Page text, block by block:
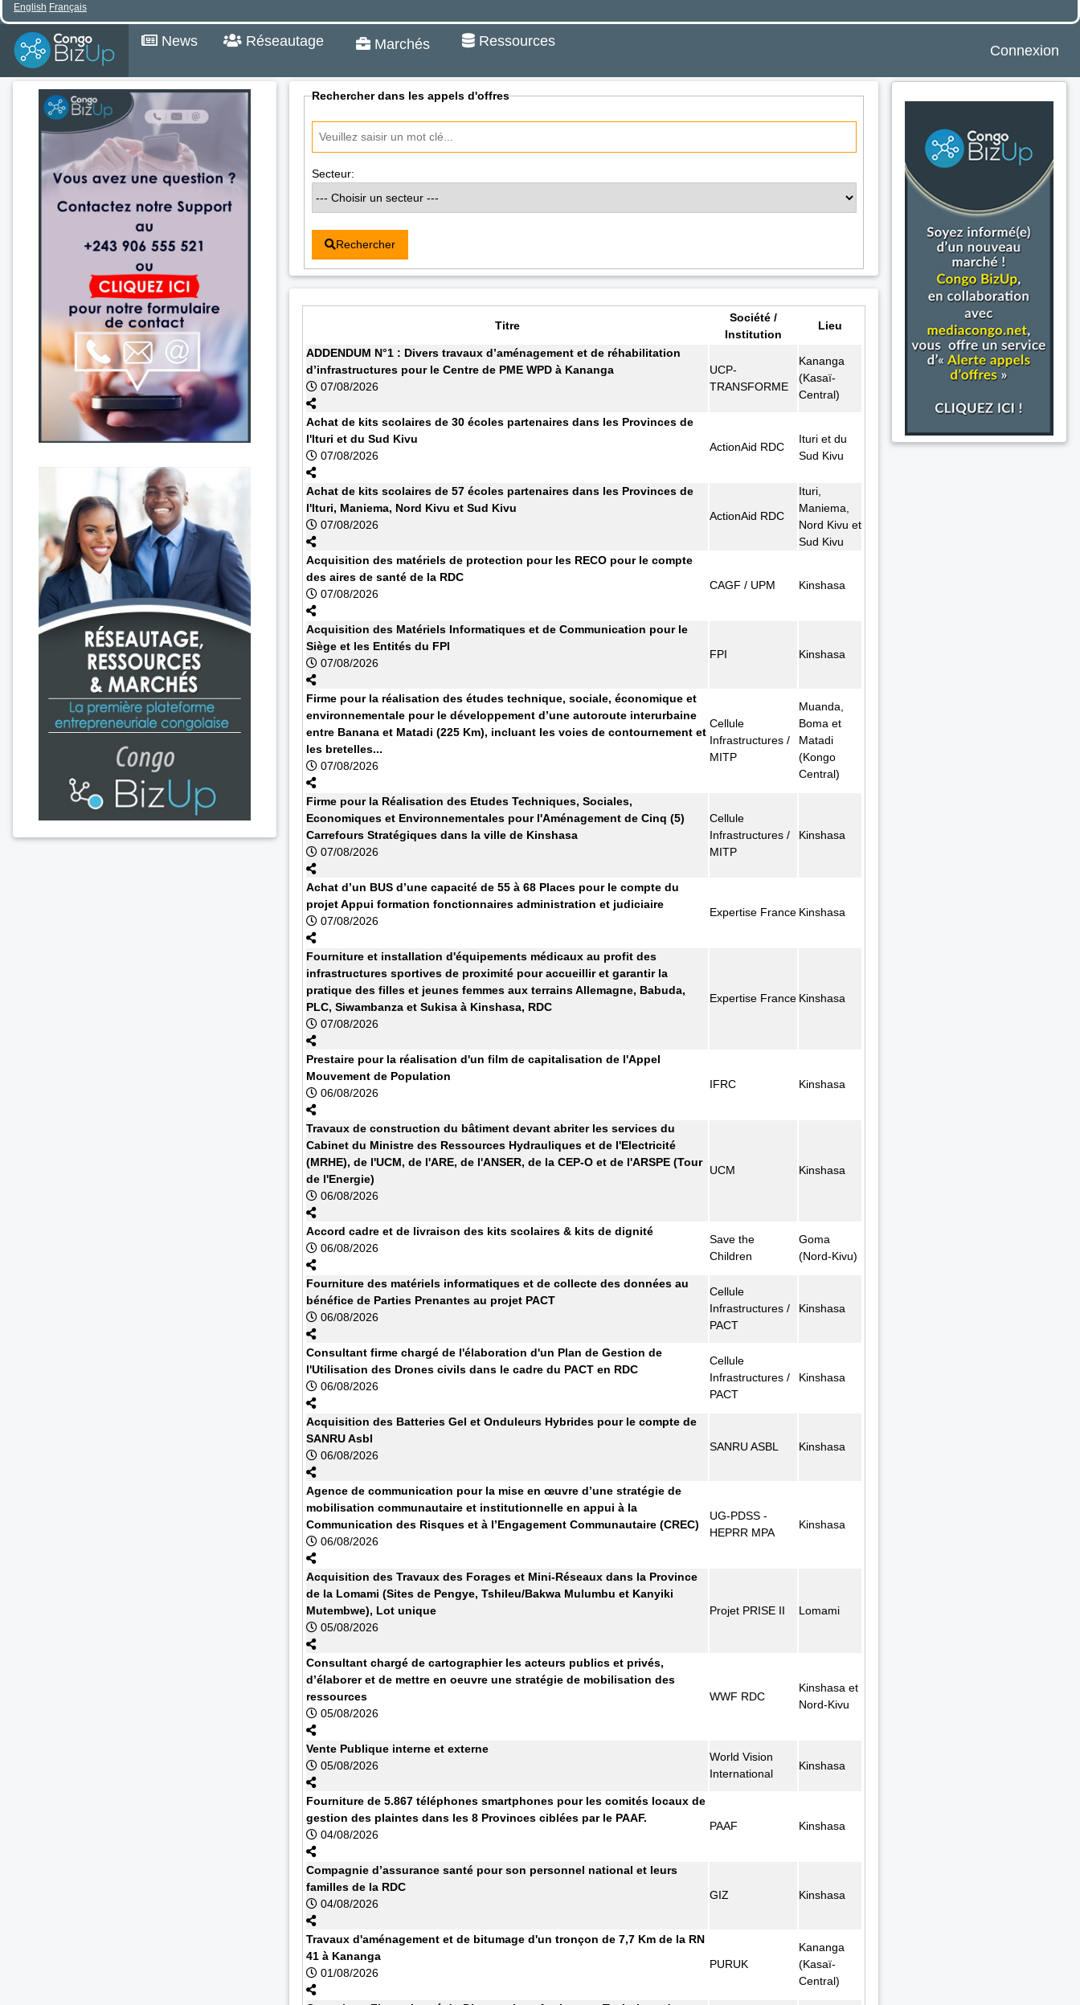
English Français
News Réseautage Marchés Ressources
Connexion
Rechercher dans les appels d'offres
Secteur:
Rechercher
Titre
Société /
Institution
Lieu
ADDENDUM N°1 : Divers travaux d’aménagement et de réhabilitation
d’infrastructures pour le Centre de PME WPD à Kananga
07/08/2026
UCP-
TRANSFORME
Kananga
(Kasaï-
Central)
Achat de kits scolaires de 30 écoles partenaires dans les Provinces de
l'Ituri et du Sud Kivu
07/08/2026
ActionAid RDC
Ituri et du
Sud Kivu
Achat de kits scolaires de 57 écoles partenaires dans les Provinces de
l'Ituri, Maniema, Nord Kivu et Sud Kivu
07/08/2026
ActionAid RDC
Ituri,
Maniema,
Nord Kivu et
Sud Kivu
Acquisition des matériels de protection pour les RECO pour le compte
des aires de santé de la RDC
07/08/2026
CAGF / UPM Kinshasa
Acquisition des Matériels Informatiques et de Communication pour le
Siège et les Entités du FPI
07/08/2026
FPI Kinshasa
Firme pour la réalisation des études technique, sociale, économique et
environnementale pour le développement d’une autoroute interurbaine
entre Banana et Matadi (225 Km), incluant les voies de contournement et
les bretelles...
07/08/2026
Cellule
Infrastructures /
MITP
Muanda,
Boma et
Matadi
(Kongo
Central)
Firme pour la Réalisation des Etudes Techniques, Sociales,
Economiques et Environnementales pour l'Aménagement de Cinq (5)
Carrefours Stratégiques dans la ville de Kinshasa
07/08/2026
Cellule
Infrastructures /
MITP
Kinshasa
Achat d’un BUS d’une capacité de 55 à 68 Places pour le compte du
projet Appui formation fonctionnaires administration et judiciaire
07/08/2026
Expertise France Kinshasa
Fourniture et installation d'équipements médicaux au profit des
infrastructures sportives de proximité pour accueillir et garantir la
pratique des filles et jeunes femmes aux terrains Allemagne, Babuda,
PLC, Siwambanza et Sukisa à Kinshasa, RDC
07/08/2026
Expertise France Kinshasa
Prestaire pour la réalisation d'un film de capitalisation de l'Appel
Mouvement de Population
06/08/2026
IFRC Kinshasa
Travaux de construction du bâtiment devant abriter les services du
Cabinet du Ministre des Ressources Hydrauliques et de l'Electricité
(MRHE), de l'UCM, de l'ARE, de l'ANSER, de la CEP-O et de l'ARSPE (Tour
de l'Energie)
06/08/2026
UCM Kinshasa
Accord cadre et de livraison des kits scolaires & kits de dignité
06/08/2026
Save the
Children
Goma
(Nord-Kivu)
Fourniture des matériels informatiques et de collecte des données au
bénéfice de Parties Prenantes au projet PACT
06/08/2026
Cellule
Infrastructures /
PACT
Kinshasa
Consultant firme chargé de l'élaboration d'un Plan de Gestion de
l'Utilisation des Drones civils dans le cadre du PACT en RDC
06/08/2026
Cellule
Infrastructures /
PACT
Kinshasa
Acquisition des Batteries Gel et Onduleurs Hybrides pour le compte de
SANRU Asbl
06/08/2026
SANRU ASBL Kinshasa
Agence de communication pour la mise en œuvre d’une stratégie de
mobilisation communautaire et institutionnelle en appui à la
Communication des Risques et à l’Engagement Communautaire (CREC)
06/08/2026
UG-PDSS -
HEPRR MPA
Kinshasa
Acquisition des Travaux des Forages et Mini-Réseaux dans la Province
de la Lomami (Sites de Pengye, Tshileu/Bakwa Mulumbu et Kanyiki
Mutembwe), Lot unique
05/08/2026
Projet PRISE II Lomami
Consultant chargé de cartographier les acteurs publics et privés,
d’élaborer et de mettre en oeuvre une stratégie de mobilisation des
ressources
05/08/2026
WWF RDC
Kinshasa et
Nord-Kivu
Vente Publique interne et externe
05/08/2026
World Vision
International
Kinshasa
Fourniture de 5.867 téléphones smartphones pour les comités locaux de
gestion des plaintes dans les 8 Provinces ciblées par le PAAF.
04/08/2026
PAAF Kinshasa
Compagnie d’assurance santé pour son personnel national et leurs
familles de la RDC
04/08/2026
GIZ Kinshasa
Travaux d'aménagement et de bitumage d'un tronçon de 7,7 Km de la RN
41 à Kananga
01/08/2026
PURUK
Kananga
(Kasaï-
Central)